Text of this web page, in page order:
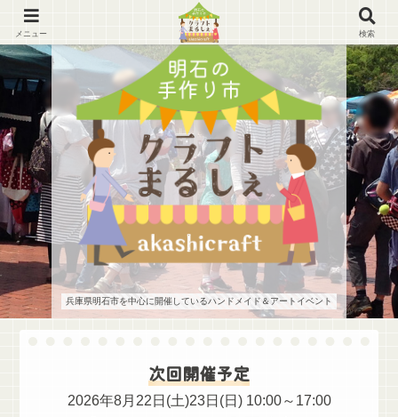
兵庫県明石市を中心に開催しているハンドメイド＆アートイベント
次回開催予定
2026年8月22日(土)23日(日) 10:00～17:00
メニュー 検索